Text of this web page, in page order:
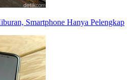
Smartphone Hanya Pelengkap